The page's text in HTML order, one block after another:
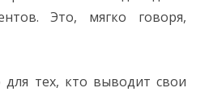
Это, мягко говоря,
тех, кто выводит свои